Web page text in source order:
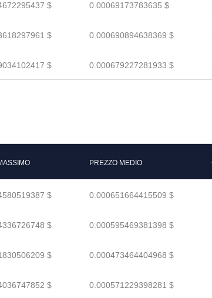
$ 0.00069173783635 $
$ 0.000690894638369 $
$ 0.000679227281933 $
PREZZO MEDIO
$ 0.000651664415509 $
$ 0.000595469381398 $
$ 0.000473464404968 $
$ 0.000571229398281 $